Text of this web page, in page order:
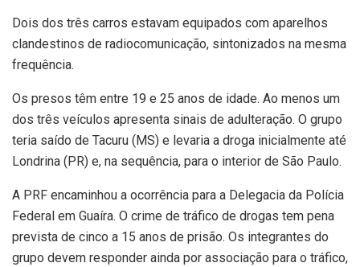
Dois dos três carros estavam equipados com aparelhos
clandestinos de radiocomunicação, sintonizados na mesma
frequência.
Os presos têm entre 19 e 25 anos de idade. Ao menos um
dos três veículos apresenta sinais de adulteração. O grupo
teria saído de Tacuru (MS) e levaria a droga inicialmente até
Londrina (PR) e, na sequência, para o interior de São Paulo.
A PRF encaminhou a ocorrência para a Delegacia da Polícia
Federal em Guaíra. O crime de tráfico de drogas tem pena
prevista de cinco a 15 anos de prisão. Os integrantes do
grupo devem responder ainda por associação para o tráfico,